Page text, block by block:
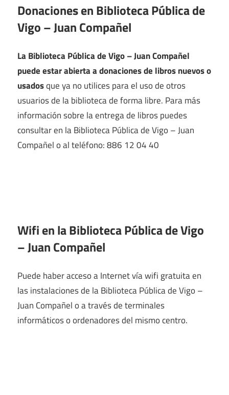
Donaciones en Biblioteca Pública de
Vigo – Juan Compañel
La Biblioteca Pública de Vigo – Juan Compañel
puede estar abierta a donaciones de libros nuevos o
usadosque ya no utilices para el uso de otros
usuarios de la biblioteca de forma libre. Para más
información sobre la entrega de libros puedes
consultar en la Biblioteca Pública de Vigo – Juan
Compañel o al teléfono: 886 12 04 40
Wifi en laBiblioteca Pública de Vigo
– Juan Compañel
Puede haber acceso a Internet vía wifi gratuita en
las instalaciones de la Biblioteca Pública de Vigo –
Juan Compañel o a través de terminales
informáticos o ordenadores del mismo centro.